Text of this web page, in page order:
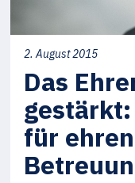
2. August 2015
Das
für